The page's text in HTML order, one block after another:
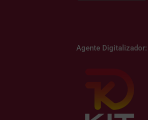
Agente Digitalizador: